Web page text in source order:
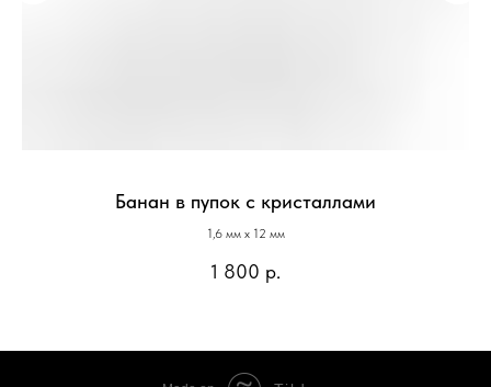
Банан в пупок с кристаллами
1,6 мм х 12 мм
1 800 р.